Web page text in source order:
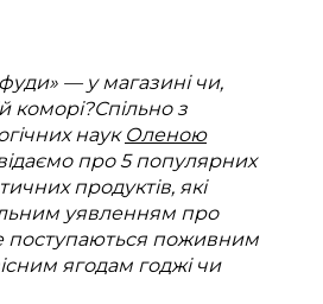
— у магазині чи,
коморі?Спільно з
наук Оленою
про 5 популярних
продуктів, які
уявленням про
поступаються поживним
ягодам годжі чи